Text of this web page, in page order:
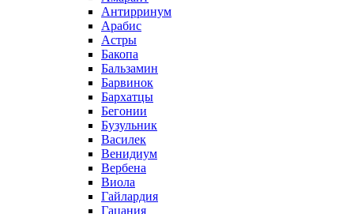
Антирринум
Арабис
Астры
Бакопа
Бальзамин
Барвинок
Бархатцы
Бегонии
Бузульник
Василек
Венидиум
Вербена
Виола
Гайлардия
Гацания